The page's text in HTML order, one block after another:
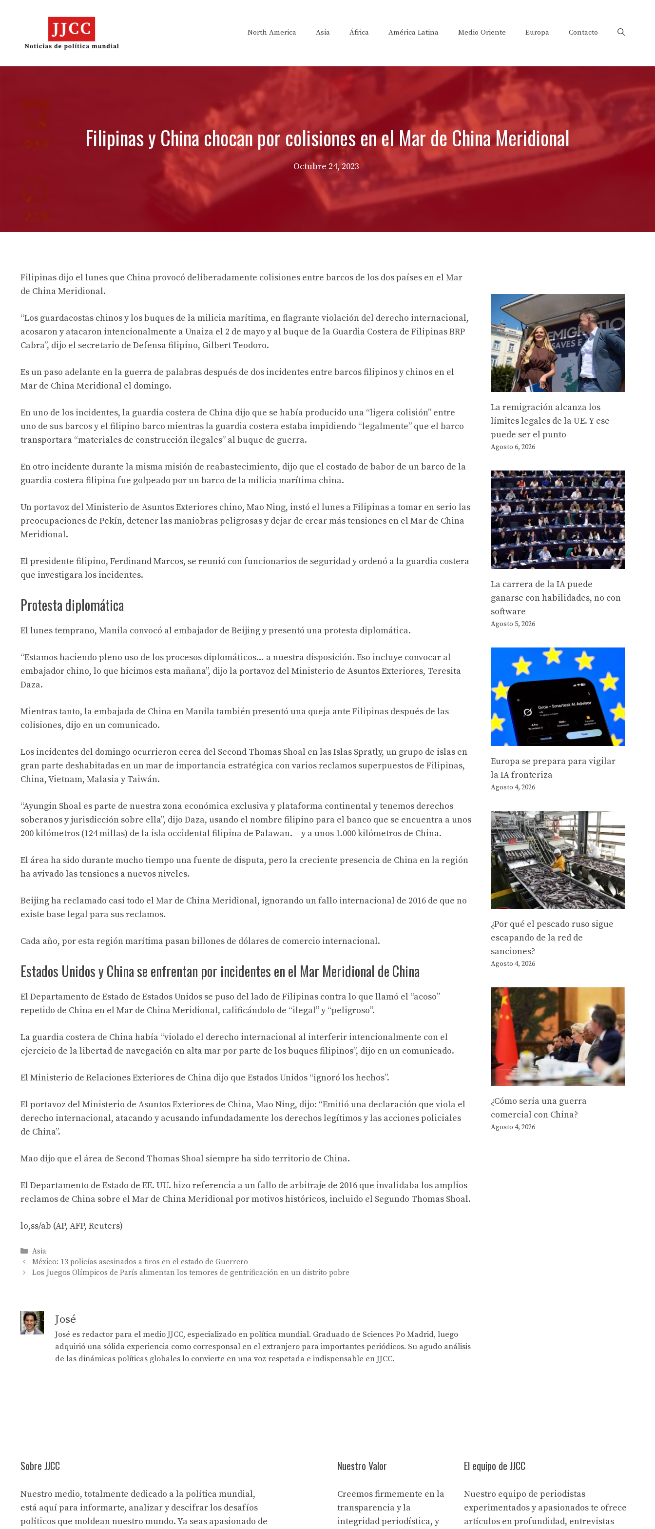
North America Asia África América Latina Medio Oriente Europa Contacto
Filipinas y China chocan por colisiones en el Mar de China Meridional
Octubre 24, 2023
Filipinas dijo el lunes que China provocó deliberadamente colisiones entre barcos de los dos países en el Mar
de China Meridional.
“Los guardacostas chinos y los buques de la milicia marítima, en flagrante violación del derecho internacional,
acosaron y atacaron intencionalmente a Unaiza el 2 de mayo y al buque de la Guardia Costera de Filipinas BRP
Cabra”, dijo el secretario de Defensa filipino, Gilbert Teodoro.
Es un paso adelante en la guerra de palabras después de dos incidentes entre barcos filipinos y chinos en el
Mar de China Meridional el domingo.
En uno de los incidentes, la guardia costera de China dijo que se había producido una “ligera colisión” entre
uno de sus barcos y el filipino barco mientras la guardia costera estaba impidiendo “legalmente” que el barco
transportara “materiales de construcción ilegales” al buque de guerra.
En otro incidente durante la misma misión de reabastecimiento, dijo que el costado de babor de un barco de la
guardia costera filipina fue golpeado por un barco de la milicia marítima china.
Un portavoz del Ministerio de Asuntos Exteriores chino, Mao Ning, instó el lunes a Filipinas a tomar en serio las
preocupaciones de Pekín, detener las maniobras peligrosas y dejar de crear más tensiones en el Mar de China
Meridional.
El presidente filipino, Ferdinand Marcos, se reunió con funcionarios de seguridad y ordenó a la guardia costera
que investigara los incidentes.
Protesta diplomática
El lunes temprano, Manila convocó al embajador de Beijing y presentó una protesta diplomática.
“Estamos haciendo pleno uso de los procesos diplomáticos… a nuestra disposición. Eso incluye convocar al
embajador chino, lo que hicimos esta mañana”, dijo la portavoz del Ministerio de Asuntos Exteriores, Teresita
Daza.
Mientras tanto, la embajada de China en Manila también presentó una queja ante Filipinas después de las
colisiones, dijo en un comunicado.
Los incidentes del domingo ocurrieron cerca del Second Thomas Shoal en las Islas Spratly, un grupo de islas en
gran parte deshabitadas en un mar de importancia estratégica con varios reclamos superpuestos de Filipinas,
China, Vietnam, Malasia y Taiwán.
“Ayungin Shoal es parte de nuestra zona económica exclusiva y plataforma continental y tenemos derechos
soberanos y jurisdicción sobre ella”, dijo Daza, usando el nombre filipino para el banco que se encuentra a unos
200 kilómetros (124 millas) de la isla occidental filipina de Palawan. – y a unos 1.000 kilómetros de China.
El área ha sido durante mucho tiempo una fuente de disputa, pero la creciente presencia de China en la región
ha avivado las tensiones a nuevos niveles.
Beijing ha reclamado casi todo el Mar de China Meridional, ignorando un fallo internacional de 2016 de que no
existe base legal para sus reclamos.
Cada año, por esta región marítima pasan billones de dólares de comercio internacional.
Estados Unidos y China se enfrentan por incidentes en el Mar Meridional de China
El Departamento de Estado de Estados Unidos se puso del lado de Filipinas contra lo que llamó el “acoso”
repetido de China en el Mar de China Meridional, calificándolo de “ilegal” y “peligroso”.
La guardia costera de China había “violado el derecho internacional al interferir intencionalmente con el
ejercicio de la libertad de navegación en alta mar por parte de los buques filipinos”, dijo en un comunicado.
El Ministerio de Relaciones Exteriores de China dijo que Estados Unidos “ignoró los hechos”.
El portavoz del Ministerio de Asuntos Exteriores de China, Mao Ning, dijo: “Emitió una declaración que viola el
derecho internacional, atacando y acusando infundadamente los derechos legítimos y las acciones policiales
de China”.
Mao dijo que el área de Second Thomas Shoal siempre ha sido territorio de China.
El Departamento de Estado de EE. UU. hizo referencia a un fallo de arbitraje de 2016 que invalidaba los amplios
reclamos de China sobre el Mar de China Meridional por motivos históricos, incluido el Segundo Thomas Shoal.
lo,ss/ab (AP, AFP, Reuters)
Categories
Asia
México: 13 policías asesinados a tiros en el estado de Guerrero
Los Juegos Olímpicos de París alimentan los temores de gentrificación en un distrito pobre
José
José es redactor para el medio JJCC, especializado en política mundial. Graduado de Sciences Po Madrid, luego
adquirió una sólida experiencia como corresponsal en el extranjero para importantes periódicos. Su agudo análisis
de las dinámicas políticas globales lo convierte en una voz respetada e indispensable en JJCC.
La remigración alcanza los
límites legales de la UE. Y ese
puede ser el punto
Agosto 6, 2026
La carrera de la IA puede
ganarse con habilidades, no con
software
Agosto 5, 2026
Europa se prepara para vigilar
la IA fronteriza
Agosto 4, 2026
¿Por qué el pescado ruso sigue
escapando de la red de
sanciones?
Agosto 4, 2026
¿Cómo sería una guerra
comercial con China?
Agosto 4, 2026
Sobre JJCC
Nuestro medio, totalmente dedicado a la política mundial,
está aquí para informarte, analizar y descifrar los desafíos
políticos que moldean nuestro mundo. Ya seas apasionado de
Nuestro Valor
Creemos firmemente en la
transparencia y la
integridad periodística, y
El equipo de JJCC
Nuestro equipo de periodistas
experimentados y apasionados te ofrece
artículos en profundidad, entrevistas